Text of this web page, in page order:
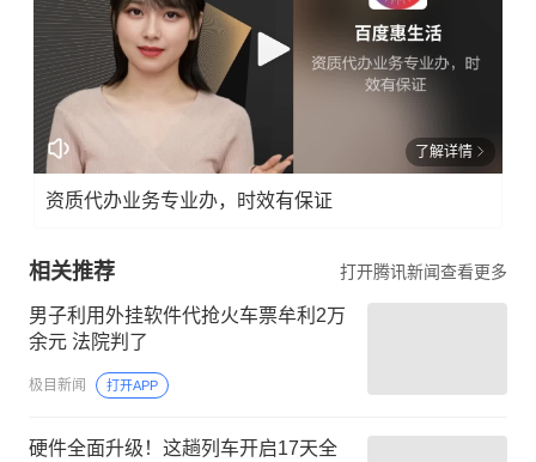
了解详情
资质代办业务专业办，时效有保证
相关推荐 打开腾讯新闻查看更多
男子利用外挂软件代抢火车票牟利2万
余元 法院判了
极目新闻 打开APP
硬件全面升级！这趟列车开启17天全